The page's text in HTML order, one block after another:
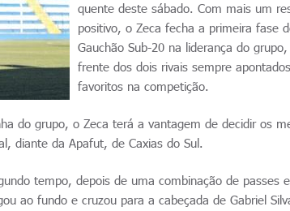
quente deste sábado. Com mais um
positivo, o Zeca fecha a primeira fase
Gauchão Sub-20 na liderança do grupo,
frente dos dois rivais sempre
favoritos na competição.
do grupo, o Zeca terá a vantagem de decidir os
diante da Apafut, de Caxias do Sul.
tempo, depois de uma combinação de passes
ao fundo e cruzou para a cabeçada de Gabriel